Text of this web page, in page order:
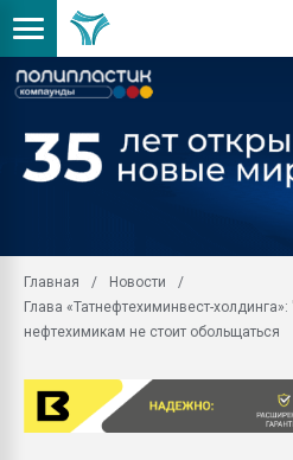
Главная
Новости
Глава «Татнефтехиминвест-
нефтехимикам не стоит обольщаться